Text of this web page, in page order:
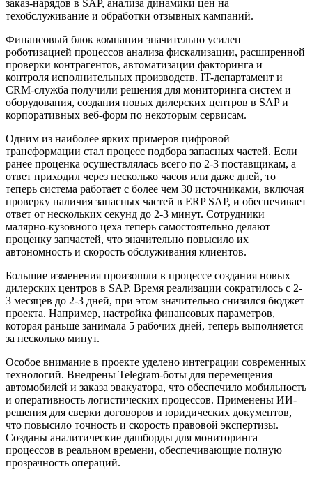
заказ-нарядов в SAP, анализа динамики цен на
техобслуживание и обработки отзывных кампаний.
Финансовый блок компании значительно усилен
роботизацией процессов анализа фискализации, расширенной
проверки контрагентов, автоматизации факторинга и
контроля исполнительных производств. IT-департамент и
CRM-служба получили решения для мониторинга систем и
оборудования, создания новых дилерских центров в SAP и
корпоративных веб-форм по некоторым сервисам.
Одним из наиболее ярких примеров цифровой
трансформации стал процесс подбора запасных частей. Если
ранее проценка осуществлялась всего по 2-3 поставщикам, а
ответ приходил через несколько часов или даже дней, то
теперь система работает с более чем 30 источниками, включая
проверку наличия запасных частей в ERP SAP, и обеспечивает
ответ от нескольких секунд до 2-3 минут. Сотрудники
малярно-кузовного цеха теперь самостоятельно делают
проценку запчастей, что значительно повысило их
автономность и скорость обслуживания клиентов.
Большие изменения произошли в процессе создания новых
дилерских центров в SAP. Время реализации сократилось с 2-
3 месяцев до 2-3 дней, при этом значительно снизился бюджет
проекта. Например, настройка финансовых параметров,
которая раньше занимала 5 рабочих дней, теперь выполняется
за несколько минут.
Особое внимание в проекте уделено интеграции современных
технологий. Внедрены Telegram-боты для перемещения
автомобилей и заказа эвакуатора, что обеспечило мобильность
и оперативность логистических процессов. Применены ИИ-
решения для сверки договоров и юридических документов,
что повысило точность и скорость правовой экспертизы.
Созданы аналитические дашборды для мониторинга
процессов в реальном времени, обеспечивающие полную
прозрачность операций.